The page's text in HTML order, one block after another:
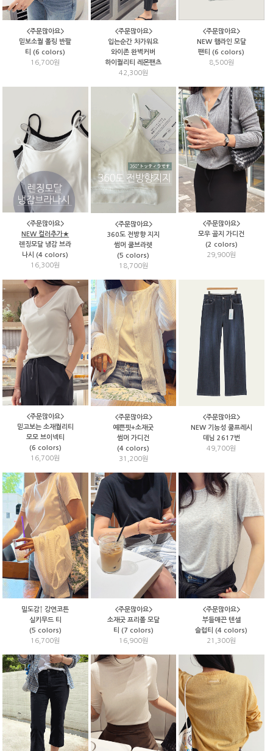
<주문많아요>
믿보소퀄 폴링 반팔
티 (6 colors)
16,700원
<주문많아요>
입는순간 차가워요
와이존 완벽커버
하이퀄리티 레몬팬츠
42,300원
<주문많아요>
NEW 햄라인 모달
팬티 (6 colors)
8,500원
<주문많아요>
NEW 컬러추가★
렌징모달 냉감 브라
나시 (4 colors)
16,300원
<주문많아요>
360도 전방향 지지
썸머 쿨브라렛
(5 colors)
18,700원
<주문많아요>
모우 골지 가디건
(2 colors)
29,900원
<주문많아요>
믿고보는 소재퀄리티
모모 브이넥티
(6 colors)
16,700원
<주문많아요>
예쁜핏+소재굿
썸머 가디건
(4 colors)
31,200원
<주문많아요>
NEW 기능성 쿨프레시
데님 2617번
49,700원
밀도감↑ 강연코튼
실키무드 티
(5 colors)
16,700원
<주문많아요>
소재굿 프리폴 모달
티 (7 colors)
16,900원
<주문많아요>
부들매끈 텐셀
슬럽티 (4 colors)
21,300원